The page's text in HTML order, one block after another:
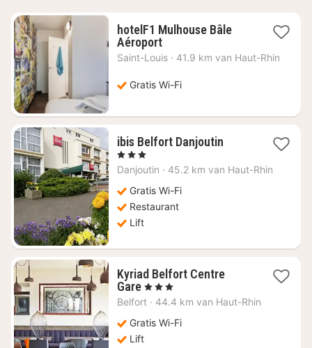
hotelF1 Mulhouse Bâle
Aéroport1
nacht
€
47,44
Saint-Louis · 41.9 km van Haut-Rhin
Gratis Wi-Fi
ibis Belfort Danjoutin1
vanaf
, 3 Sterren
Danjoutin · 45.2 km van Haut-Rhin
Gratis Wi-Fi
Restaurant
Lift
Kyriad Belfort Centre
Gare1
nacht
€
59,73
, 3 Sterren
Belfort · 44.4 km van Haut-Rhin
Gratis Wi-Fi
Lift